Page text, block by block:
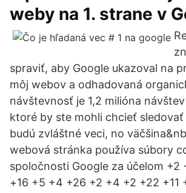
weby na 1. strane v
spraviť, aby Google ukazoval na
môj webov a odhadovaná
návštevnosť je 1,2 milióna
ktoré by ste mohli chcieť
budú zvláštné veci, no
webová stránka používa súbory
spoločnosti Google za účelom +2
+16 +5 +4 +26 +2 +4 +2 +22 +11